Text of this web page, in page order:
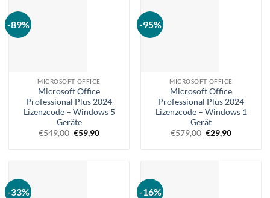
-89%
MICROSOFT OFFICE
Microsoft Office
Professional Plus 2024
Lizenzcode – Windows 5
Geräte
€549,00 Ursprünglicher
Preis
war:
€59,90Aktueller
ist:
-95%
MICROSOFT OFFICE
Microsoft Office
Professional Plus 2024
Lizenzcode – Windows 1
Gerät
€579,00 Ursprünglicher
Preis
war:
€29,90Aktueller
ist:
-33% -16%